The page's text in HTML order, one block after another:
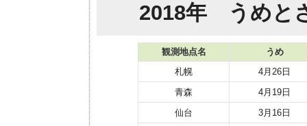
2018年 うめと
観測地点名
うめ
札幌
4月26日
青森
4月19日
仙台
3月16日